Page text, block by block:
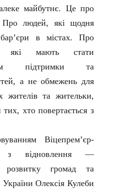
майбутнє. Це про
Про людей, які щодня
в містах. Про
які мають стати
підтримки та
а не обмежень для
жителів та жительки,
хто повертається з
Віцепрем’єр-
з відновлення —
розвитку громад та
України Олексія Кулеби